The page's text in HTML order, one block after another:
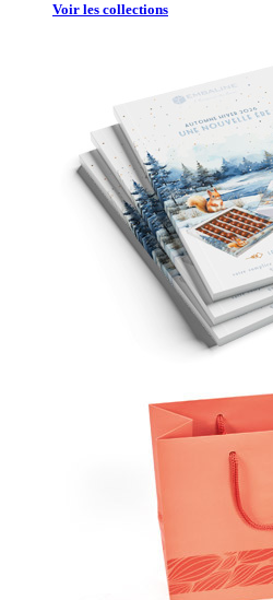
Voir les collections